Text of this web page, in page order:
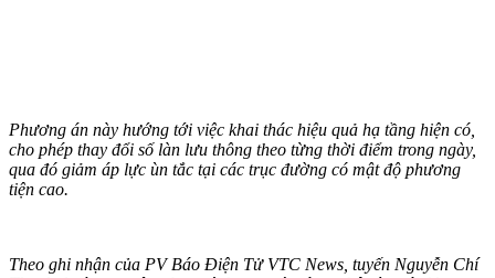
Phương án này hướng tới việc khai thác hiệu quả hạ tầng hiện có,
cho phép thay đổi số làn lưu thông theo từng thời điểm trong ngày,
qua đó giảm áp lực ùn tắc tại các trục đường có mật độ phương
tiện cao.
Theo ghi nhận của PV Báo Điện Tử VTC News, tuyến Nguyễn Chí